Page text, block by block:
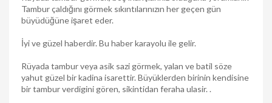
Tambur çaldığını görmek sıkıntılarınızın her geçen gün
büyüdüğüne işaret eder.
İyi ve güzel haberdir. Bu haber karayolu ile gelir.
Rüyada tambur veya asik sazi görmek, yalan ve batil söze
yahut güzel bir kadina isarettir. Büyüklerden birinin kendisine
bir tambur verdigini gören, sikintidan feraha ulasir. .